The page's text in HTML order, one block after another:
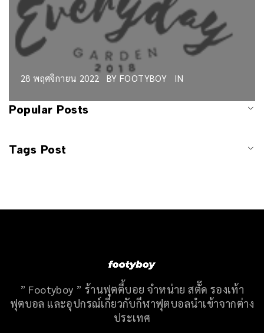
28 พฤศจิกายน 2022 BY FOOTYBOY IN
Popular Posts
Tags Post
” Footyboy ” ร้านฟุตตี้บอย จำหน่าย สตั๊ด รองเท้า
ฟุตบอล และอุปกรณ์เกี่ยวกับกีฬาฟุตบอลนำเข้าจากต่าง
ประเทศ